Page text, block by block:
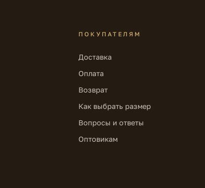
ПОКУПАТЕЛЯМ
Доставка
Оплата
Возврат
Как выбрать размер
Вопросы и ответы
Оптовикам